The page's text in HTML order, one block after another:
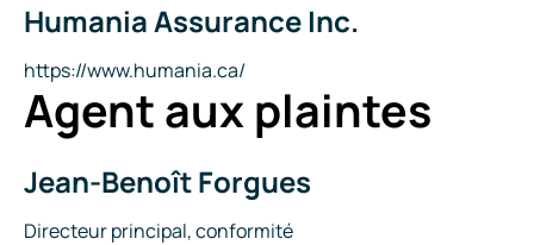
Nom
la
compagnie
Humania Assurance Inc.
Site
Internet
https://www.humania.ca/
Agent aux plaintes
Nom
Jean-Benoît Forgues
Titre
Directeur principal, conformité